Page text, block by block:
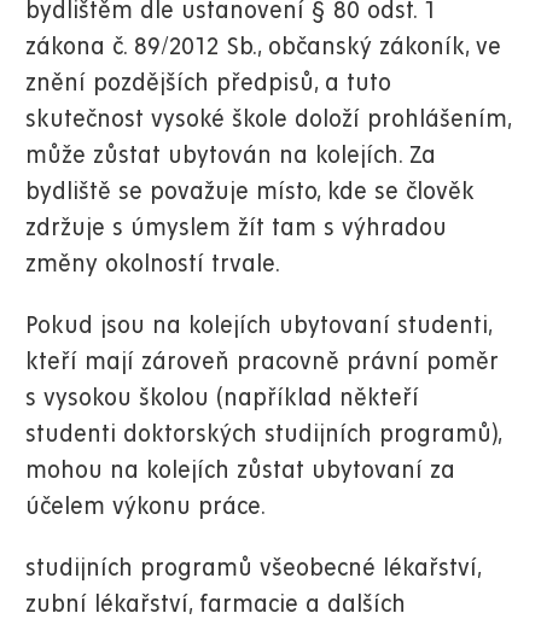
bydlištěm dle ustanovení § 80 odst. 1
zákona č. 89/2012 Sb., občanský zákoník, ve
znění pozdějších předpisů, a tuto
skutečnost vysoké škole doloží prohlášením,
může zůstat ubytován na kolejích. Za
bydliště se považuje místo, kde se člověk
zdržuje s úmyslem žít tam s výhradou
změny okolností trvale.
Pokud jsou na kolejích ubytovaní studenti,
kteří mají zároveň pracovně právní poměr
s vysokou školou (například někteří
studenti doktorských studijních programů),
mohou na kolejích zůstat ubytovaní za
účelem výkonu práce.
studijních programů všeobecné lékařství,
zubní lékařství, farmacie a dalších